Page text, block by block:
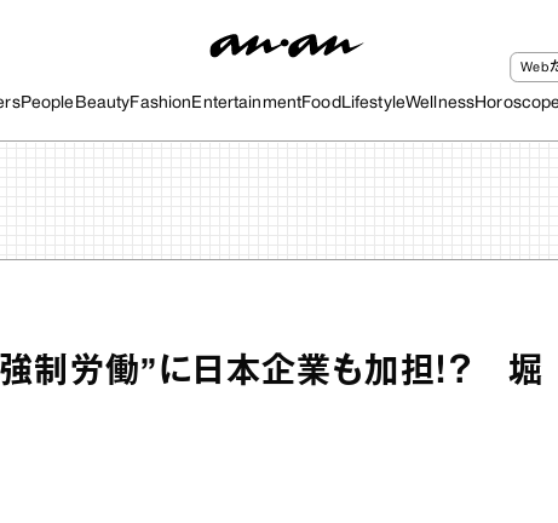
People BeautyFashion EntertainmentFood LifestyleWellness
Web
制労働”に日本企業も加担！？ 堀